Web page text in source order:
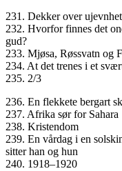
231. Dekker over
232. Hvorfor finnes det
gud?
233. Mjøsa, Røssvatn og
234. At det trenes i et
235. 2/3
236. En flekkete bergart
237. Afrika sør for Sahara
238. Kristendom
239. En vårdag i en
sitter han og hun
240. 1918–1920